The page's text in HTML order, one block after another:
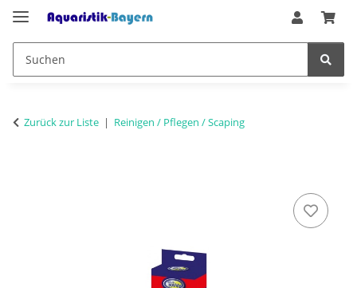
Zurück zur Liste Reinigen / Pflegen / Scaping